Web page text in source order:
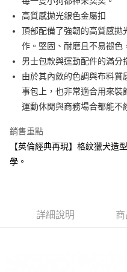
消。如遇「轉專審核」未通過狀況
【繳款方式說明】
1.分期款項不併入電信帳單，「大
醒簡訊。
2.透過簡訊連結打開帳單後，可選
帳／街口支付／iPASS MONEY」
1.本服務係由「台灣大哥大股份有
買賣價金債權讓與本公司後，依約
2.基於同意付款使用「大哥付你分
由本公司與您本人進行分期帳單所
１．簡單：不需註冊會員、不需綁
２．便利：只要手機號碼，簡訊認
３．安心：先確認商品／服務後，
【「AFTEE先享後付」結帳流程】
１．於結帳方式選擇「AFTEE先享
結帳頁面，進行簡訊認證並確認
２．訂單成立數日內，您將收到繳
３．收到繳費通知簡訊後14天內
ATM／網路銀行／等多元方式進
購買商品的店家。未經商家同意取
後付繳納相關費用。
※ 交易是否成功請以「AFTEE先享
是否繳費成功／繳費後需取消欲退
易，需依本服務之必要範圍內提供
運送方式
全家取貨付款
免運費
付款後全家取貨
免運費
萊爾富取貨付款
免運費
付款後萊爾富取貨
免運費
高質感拋光銀色金屬扣
頂部配備了強韌的高質感拋
作。堅固、耐磨且不易褪色
男士包款與運動配件的滿分
由於其內斂的色調與布料質
事包上，也非常適合用來裝
運動休閒與商務場合都能不
銷售重點
【英倫經典再現】格紋獵犬造
學。
詳細說明